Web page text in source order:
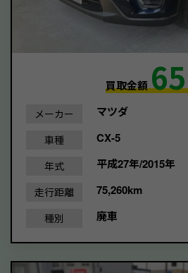
買取金額65
メーカー マツダ
車種 CX-5
年式 平成27年/2015年
走行距離 75,260km
種別 廃車